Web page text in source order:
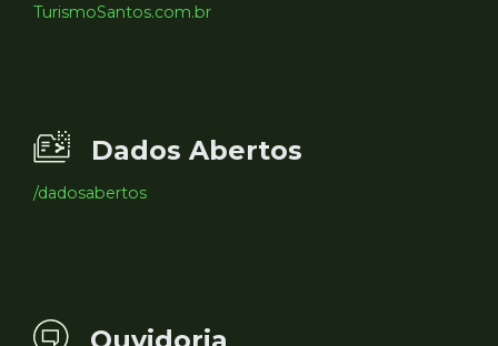
TurismoSantos.com.br
Dados Abertos
/dadosabertos